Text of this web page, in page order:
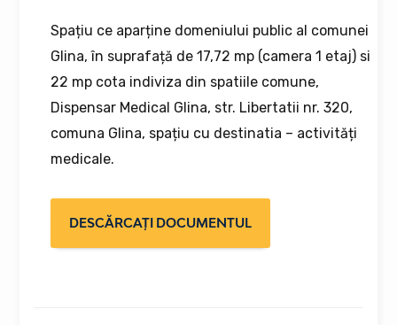
Spațiu ce aparține domeniului public al comunei
Glina, în suprafață de 17,72 mp (camera 1 etaj) si
22 mp cota indiviza din spatiile comune,
Dispensar Medical Glina, str. Libertatii nr. 320,
comuna Glina, spațiu cu destinatia – activități
medicale.
DESCĂRCAȚI DOCUMENTUL